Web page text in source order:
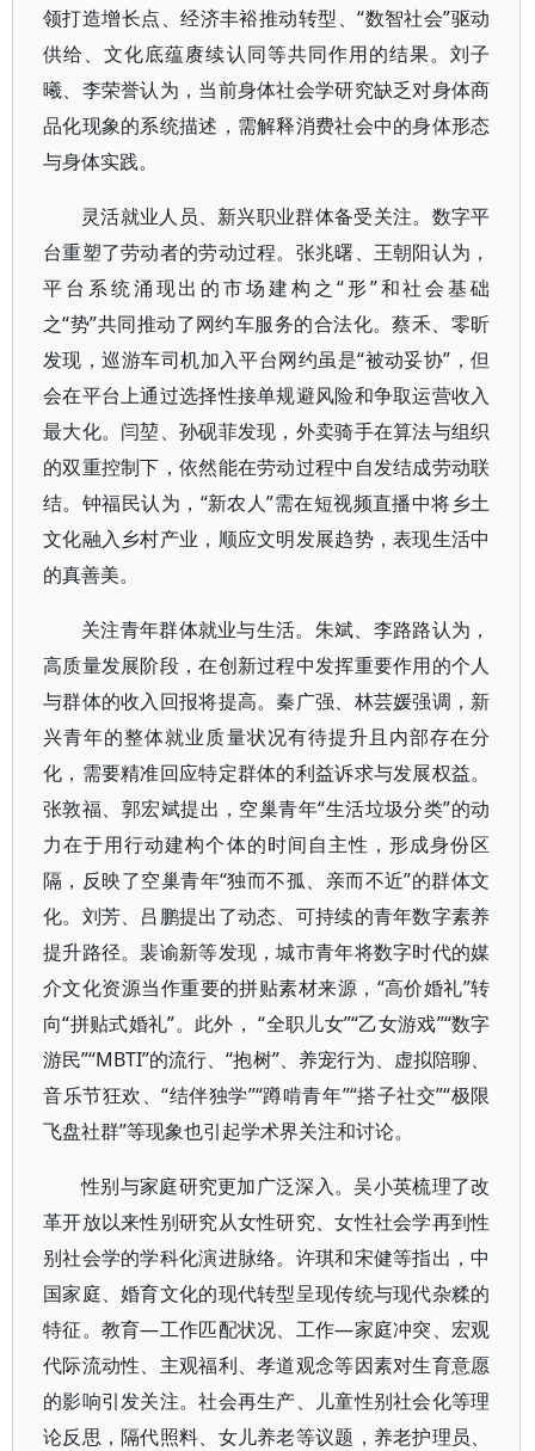
领打造增长点、经济丰裕推动转型、“数智社会”驱动
供给、文化底蕴赓续认同等共同作用的结果。刘子
曦、李荣誉认为，当前身体社会学研究缺乏对身体商
品化现象的系统描述，需解释消费社会中的身体形态
与身体实践。
灵活就业人员、新兴职业群体备受关注。数字平
台重塑了劳动者的劳动过程。张兆曙、王朝阳认为，
平台系统涌现出的市场建构之“形”和社会基础
之“势”共同推动了网约车服务的合法化。蔡禾、零昕
发现，巡游车司机加入平台网约虽是“被动妥协”，但
会在平台上通过选择性接单规避风险和争取运营收入
最大化。闫堃、孙砚菲发现，外卖骑手在算法与组织
的双重控制下，依然能在劳动过程中自发结成劳动联
结。钟福民认为，“新农人”需在短视频直播中将乡土
文化融入乡村产业，顺应文明发展趋势，表现生活中
的真善美。
关注青年群体就业与生活。朱斌、李路路认为，
高质量发展阶段，在创新过程中发挥重要作用的个人
与群体的收入回报将提高。秦广强、林芸媛强调，新
兴青年的整体就业质量状况有待提升且内部存在分
化，需要精准回应特定群体的利益诉求与发展权益。
张敦福、郭宏斌提出，空巢青年“生活垃圾分类”的动
力在于用行动建构个体的时间自主性，形成身份区
隔，反映了空巢青年“独而不孤、亲而不近”的群体文
化。刘芳、吕鹏提出了动态、可持续的青年数字素养
提升路径。裴谕新等发现，城市青年将数字时代的媒
介文化资源当作重要的拼贴素材来源，“高价婚礼”转
向“拼贴式婚礼”。此外， “全职儿女”“乙女游戏”“数字
游民”“MBTI”的流行、“抱树”、养宠行为、虚拟陪聊、
音乐节狂欢、“结伴独学”“蹲啃青年”“搭子社交”“极限
飞盘社群”等现象也引起学术界关注和讨论。
性别与家庭研究更加广泛深入。吴小英梳理了改
革开放以来性别研究从女性研究、女性社会学再到性
别社会学的学科化演进脉络。许琪和宋健等指出，中
国家庭、婚育文化的现代转型呈现传统与现代杂糅的
特征。教育—工作匹配状况、工作—家庭冲突、宏观
代际流动性、主观福利、孝道观念等因素对生育意愿
的影响引发关注。社会再生产、儿童性别社会化等理
论反思，隔代照料、女儿养老等议题，养老护理员、